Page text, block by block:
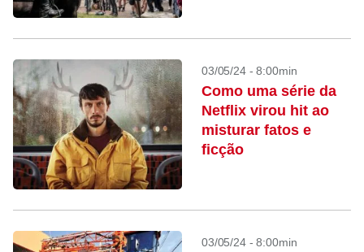
03/05/24 - 8:00min
Como uma série da
Netflix virou hit ao
misturar fatos e
ficção
03/05/24 - 8:00min